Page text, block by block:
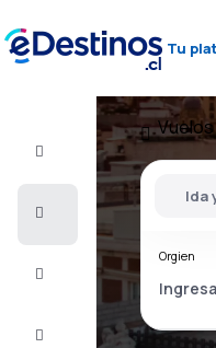
Tu
Vuelo+Hotel
Alojamientos
Ida
Orgien